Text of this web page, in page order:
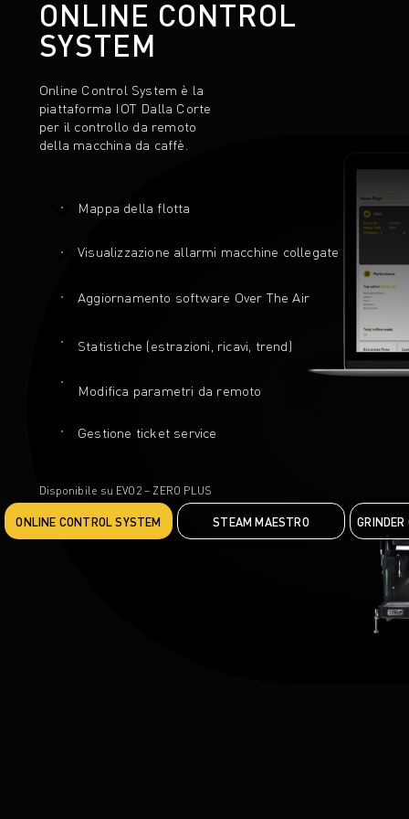
ONLINE CONTROL
SYSTEM
Online Control System è la
piattaforma IOT Dalla Corte
per il controllo da remoto
della macchina da caffè.
Mappa della flotta
Visualizzazione allarmi macchine collegate
Aggiornamento software Over The Air
Statistiche (estrazioni, ricavi, trend)
Modifica parametri da remoto
Gestione ticket service
Disponibile su EVO2 – ZERO PLUS
ONLINE CONTROL SYSTEM STEAM MAESTRO